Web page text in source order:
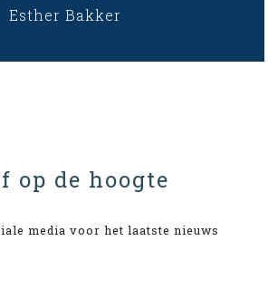
Esther Bakker
op de hoogte
media voor het laatste nieuws